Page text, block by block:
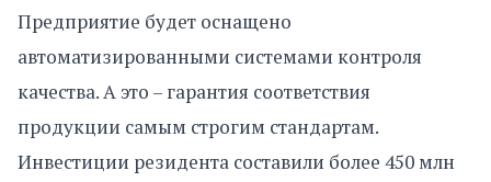
Предприятие будет оснащено
автоматизированными системами контроля
качества. А это – гарантия соответствия
продукции самым строгим стандартам.
Инвестиции резидента составили более 450 млн